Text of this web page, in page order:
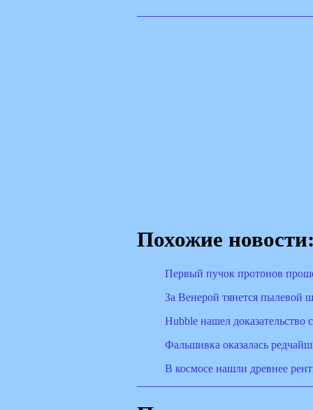
Похожие
Первый пучок протонов
За Венерой тянется пылевой
Hubble нашел
Фальшивка оказалась
В космосе нашли древнее